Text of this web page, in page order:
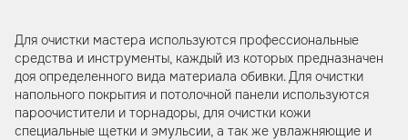
Для очистки мастера используются профессиональные
средства и инструменты, каждый из которых предназначен
доя определенного вида материала обивки. Для очистки
напольного покрытия и потолочной панели используются
пароочистители и торнадоры, для очистки кожи
специальные щетки и эмульсии, а так же увлажняющие и